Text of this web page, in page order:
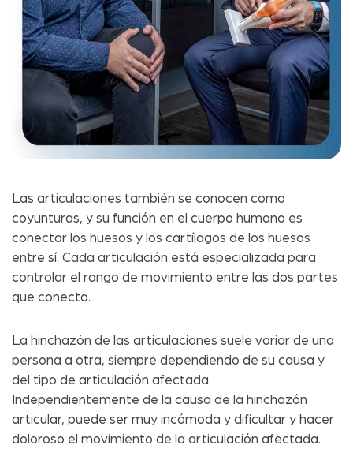
Las articulaciones también se conocen como
coyunturas, y su función en el cuerpo humano es
conectar los huesos y los cartílagos de los huesos
entre sí. Cada articulación está especializada para
controlar el rango de movimiento entre las dos partes
que conecta.
La hinchazón de las articulaciones suele variar de una
persona a otra, siempre dependiendo de su causa y
del tipo de articulación afectada.
Independientemente de la causa de la hinchazón
articular, puede ser muy incómoda y dificultar y hacer
doloroso el movimiento de la articulación afectada.